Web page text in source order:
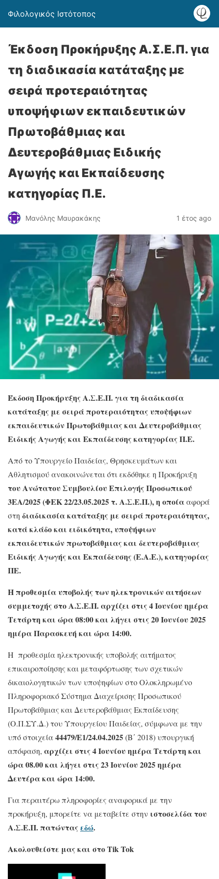
Φιλολογικός Ιστότοπος
Έκδοση Προκήρυξης Α.Σ.Ε.Π. για
τη διαδικασία κατάταξης με
σειρά προτεραιότητας
υποψήφιων εκπαιδευτικών
Πρωτοβάθμιας και
Δευτεροβάθμιας Ειδικής
Αγωγής και Εκπαίδευσης
κατηγορίας Π.Ε.
Μανόλης Μαυρακάκης 1 έτος ago
Έκδοση Προκήρυξης Α.Σ.Ε.Π. για τη διαδικασία
κατάταξης με σειρά προτεραιότητας υποψήφιων
εκπαιδευτικών Πρωτοβάθμιας και Δευτεροβάθμιας
Ειδικής Αγωγής και Εκπαίδευσης κατηγορίας Π.Ε.
Από το Υπουργείο Παιδείας, Θρησκευμάτων και
Αθλητισμού ανακοινώνεται ότι εκδόθηκε η Προκήρυξη
του Ανώτατου Συμβουλίου Επιλογής Προσωπικού
3ΕΑ/2025 (ΦΕΚ 22/23.05.2025 τ. Α.Σ.Ε.Π.), η οποίααφορά
στη διαδικασία κατάταξης με σειρά προτεραιότητας,
κατά κλάδο και ειδικότητα, υποψήφιων
εκπαιδευτικών πρωτοβάθμιας και δευτεροβάθμιας
Ειδικής Αγωγής και Εκπαίδευσης (Ε.Α.Ε.), κατηγορίας
ΠΕ.
Η προθεσμία υποβολής των ηλεκτρονικών αιτήσεων
συμμετοχής στο Α.Σ.Ε.Π. αρχίζει στις 4 Ιουνίου ημέρα
Τετάρτη και ώρα 08:00 και λήγει στις 20 Ιουνίου 2025
ημέρα Παρασκευή και ώρα 14:00.
Η προθεσμία ηλεκτρονικής υποβολής αιτήματος
επικαιροποίησης και μεταφόρτωσης των σχετικών
δικαιολογητικών των υποψηφίων στο Ολοκληρωμένο
Πληροφοριακό Σύστημα Διαχείρισης Προσωπικού
Πρωτοβάθμιας και Δευτεροβάθμιας Εκπαίδευσης
(Ο.Π.ΣΥ.Δ.) του Υπουργείου Παιδείας, σύμφωνα με την
υπό στοιχεία44479/Ε1/24.04.2025(Β΄ 2018) υπουργική
απόφαση, αρχίζει στις 4 Ιουνίου ημέρα Τετάρτη και
ώρα 08.00 και λήγει στις 23 Ιουνίου 2025 ημέρα
Δευτέρα και ώρα 14:00.
Για περαιτέρω πληροφορίες αναφορικά με την
προκήρυξη, μπορείτε να μεταβείτε στην ιστοσελίδα του
Α.Σ.Ε.Π. πατώνταςεδώ.
Ακολουθείστε μας και στο Tik Tok